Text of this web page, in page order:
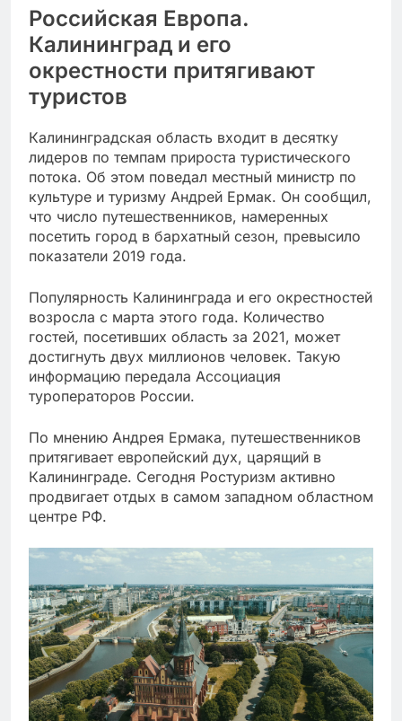
Российская Европа.
Калининград и его
окрестности притягивают
туристов
Калининградская область входит в десятку
лидеров по темпам прироста туристического
потока. Об этом поведал местный министр по
культуре и туризму Андрей Ермак. Он сообщил,
что число путешественников, намеренных
посетить город в бархатный сезон, превысило
показатели 2019 года.
Популярность Калининграда и его окрестностей
возросла с марта этого года. Количество
гостей, посетивших область за 2021, может
достигнуть двух миллионов человек. Такую
информацию передала Ассоциация
туроператоров России.
По мнению Андрея Ермака, путешественников
притягивает европейский дух, царящий в
Калининграде. Сегодня Ростуризм активно
продвигает отдых в самом западном областном
центре РФ.